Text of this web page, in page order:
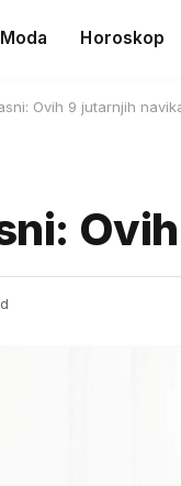
Moda Horoskop
Ovih 9 jutarnjih